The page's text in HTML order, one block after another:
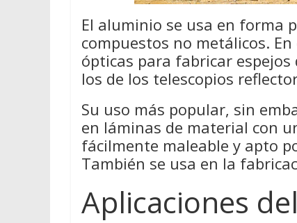
El aluminio se usa en forma
compuestos no metálicos.
ópticas para fabricar
los de los telescopios
Su uso más popular, sin
en láminas de material con
fácilmente maleable y apto
También se usa en la
Aplicaciones